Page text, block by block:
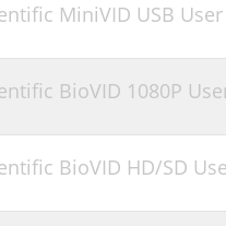
MiniVID USB
BioVID 1080P
BioVID HD/SD